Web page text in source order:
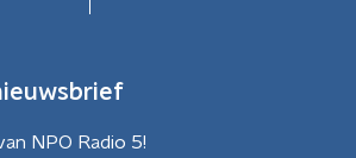
NPO Radio 5!